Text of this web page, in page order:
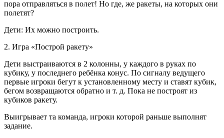
пора отправляться в полет! Но где, же ракеты, на которых они
полетят?
Дети: Их можно построить.
2. Игра «Построй ракету»
Дети выстраиваются в 2 колонны, у каждого в руках по
кубику, у последнего ребёнка конус. По сигналу ведущего
первые игроки бегут к установленному месту и ставят кубик,
бегом возвращаются обратно и т. д. Пока не построят из
кубиков ракету.
Выигрывает та команда, игроки которой раньше выполнят
задание.